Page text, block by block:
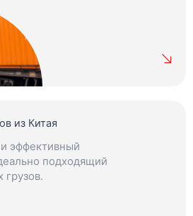
из Китая
эффективный
подходящий